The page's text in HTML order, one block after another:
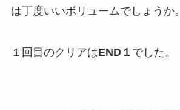
は丁度いいボリュームでしょうか。
１回目のクリアはEND１ でした。